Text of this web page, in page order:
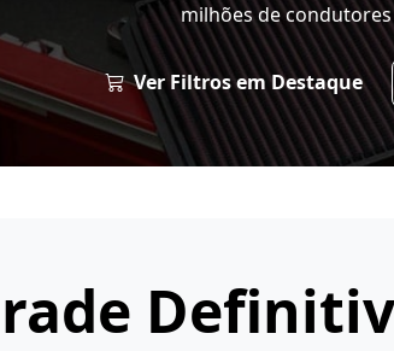
milhões de
Ver Filtros em Destaque